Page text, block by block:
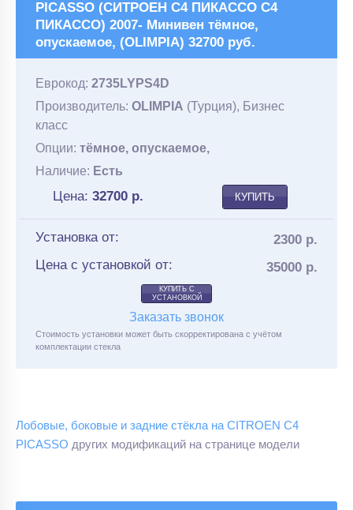
PICASSO (СИТРОЕН С4 ПИКАССО С4
ПИКАССО) 2007- Минивен тёмное,
опускаемое, (OLIMPIA) 32700 руб.
Еврокод: 2735LYPS4D
Производитель: OLIMPIA (Турция), Бизнес
класс
Опции: тёмное, опускаемое,
Наличие: Есть
Цена: 32700 р. КУПИТЬ
Установка от:
2300 р.
Цена с установкой от:
35000 р.
КУПИТЬ С
УСТАНОВКОЙ
Заказать звонок
Стоимость установки может быть скорректирована с учётом
комплектации стекла
Лобовые, боковые и задние стёкла на CITROEN C4
PICASSO других модификаций на странице модели